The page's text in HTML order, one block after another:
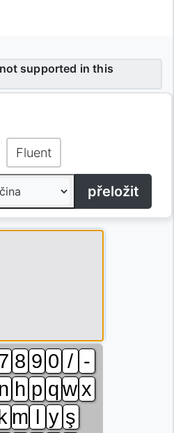
supported in this
Fluent
přeložit
8 9 0 / -
n h p q w x
m l y ş